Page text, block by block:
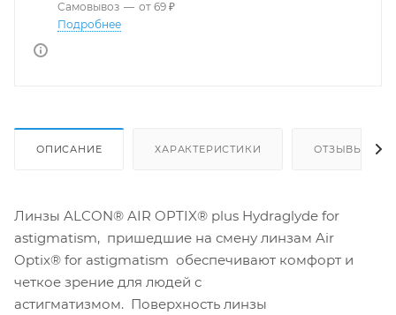
Самовывоз — от 69 ₽
Подробнее
ОПИСАНИЕ ХАРАКТЕРИСТИКИ ОТЗЫВЫ
Линзы ALCON® AIR OPTIX® plus Hydraglyde for
astigmatism, пришедшие на смену линзам Air
Optix® for astigmatism обеспечивают комфорт и
четкое зрение для людей с
астигматизмом. Поверхность линзы